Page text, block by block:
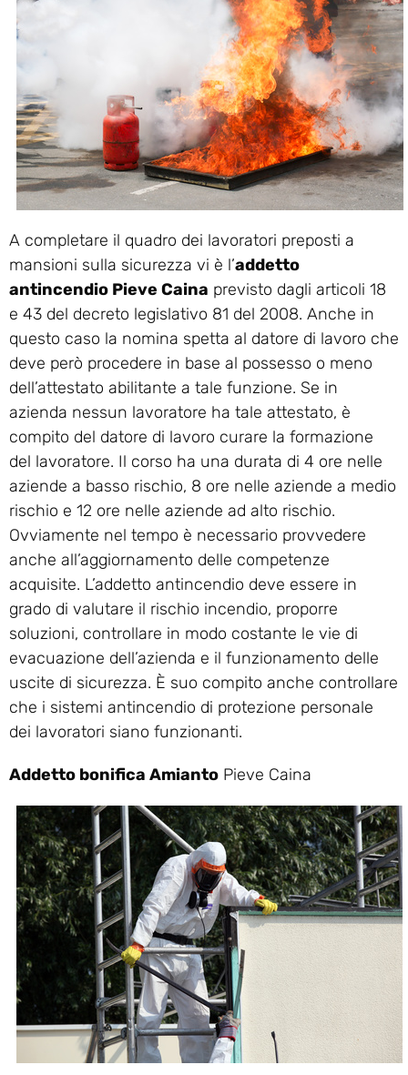
A completare il quadro dei lavoratori preposti a
mansioni sulla sicurezza vi è l’addetto
antincendio Pieve Caina previsto dagli articoli 18
e 43 del decreto legislativo 81 del 2008. Anche in
questo caso la nomina spetta al datore di lavoro che
deve però procedere in base al possesso o meno
dell’attestato abilitante a tale funzione. Se in
azienda nessun lavoratore ha tale attestato, è
compito del datore di lavoro curare la formazione
del lavoratore. Il corso ha una durata di 4 ore nelle
aziende a basso rischio, 8 ore nelle aziende a medio
rischio e 12 ore nelle aziende ad alto rischio.
Ovviamente nel tempo è necessario provvedere
anche all’aggiornamento delle competenze
acquisite. L’addetto antincendio deve essere in
grado di valutare il rischio incendio, proporre
soluzioni, controllare in modo costante le vie di
evacuazione dell’azienda e il funzionamento delle
uscite di sicurezza. È suo compito anche controllare
che i sistemi antincendio di protezione personale
dei lavoratori siano funzionanti.
Addetto bonifica Amianto Pieve Caina